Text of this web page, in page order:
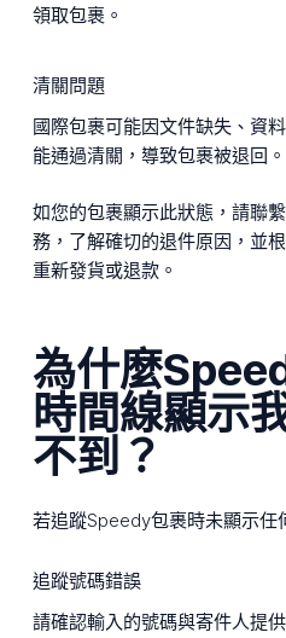
領取包裹。
清關問題
國際包裹可能因文件缺失、資
能通過清關，導致包裹被退回。
如您的包裹顯示此狀態，請聯
務，了解確切的退件原因，並
重新發貨或退款。
為什麼
時間線顯示
不到？
若追蹤Speedy包裹時未顯示任
追蹤號碼錯誤
請確認輸入的號碼與寄件人提